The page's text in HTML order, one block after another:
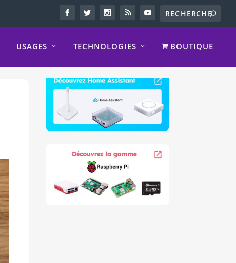
USAGES TECHNOLOGIES BOUTIQUE